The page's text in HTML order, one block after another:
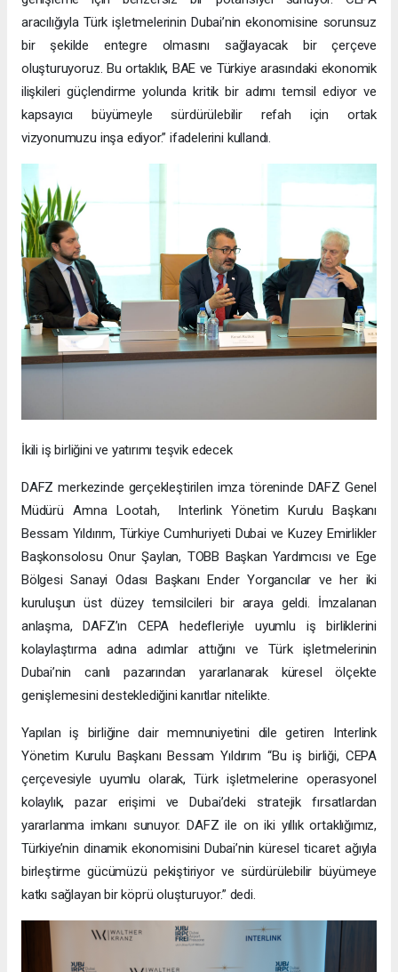
aracılığıyla Türk işletmelerinin Dubai’nin ekonomisine sorunsuz
bir şekilde entegre olmasını sağlayacak bir çerçeve
oluşturuyoruz. Bu ortaklık, BAE ve Türkiye arasındaki ekonomik
ilişkileri güçlendirme yolunda kritik bir adımı temsil ediyor ve
kapsayıcı büyümeyle sürdürülebilir refah için ortak
vizyonumuzu inşa ediyor.” ifadelerini kullandı.
İkili iş birliğini ve yatırımı teşvik edecek
DAFZ merkezinde gerçekleştirilen imza töreninde DAFZ Genel
Müdürü Amna Lootah, Interlink Yönetim Kurulu Başkanı
Bessam Yıldırım, Türkiye Cumhuriyeti Dubai ve Kuzey Emirlikler
Başkonsolosu Onur Şaylan, TOBB Başkan Yardımcısı ve Ege
Bölgesi Sanayi Odası Başkanı Ender Yorgancılar ve her iki
kuruluşun üst düzey temsilcileri bir araya geldi. İmzalanan
anlaşma, DAFZ’ın CEPA hedefleriyle uyumlu iş birliklerini
kolaylaştırma adına adımlar attığını ve Türk işletmelerinin
Dubai’nin canlı pazarından yararlanarak küresel ölçekte
genişlemesini desteklediğini kanıtlar nitelikte.
Yapılan iş birliğine dair memnuniyetini dile getiren Interlink
Yönetim Kurulu Başkanı Bessam Yıldırım “Bu iş birliği, CEPA
çerçevesiyle uyumlu olarak, Türk işletmelerine operasyonel
kolaylık, pazar erişimi ve Dubai’deki stratejik fırsatlardan
yararlanma imkanı sunuyor. DAFZ ile on iki yıllık ortaklığımız,
Türkiye’nin dinamik ekonomisini Dubai’nin küresel ticaret ağıyla
birleştirme gücümüzü pekiştiriyor ve sürdürülebilir büyümeye
katkı sağlayan bir köprü oluşturuyor.” dedi.